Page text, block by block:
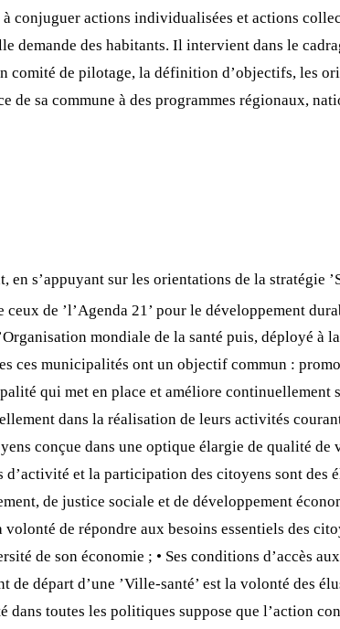
conjuguer actions individualisées et actions
demande des habitants. Il intervient dans le
de pilotage, la définition d’objectifs, les
de sa commune à des programmes régionaux,
s’appuyant sur les orientations de la stratégie
de ’l’Agenda 21’ pour le développement
mondiale de la santé puis, déployé à
ces municipalités ont un objectif commun :
qui met en place et améliore
dans la réalisation de leurs activités
conçue dans une optique élargie de qualité
et la participation des citoyens sont des
de justice sociale et de développement
de répondre aux besoins essentiels des
de son économie ; • Ses conditions d’accès
départ d’une ’Ville-santé’ est la volonté des
toutes les politiques suppose que l’action